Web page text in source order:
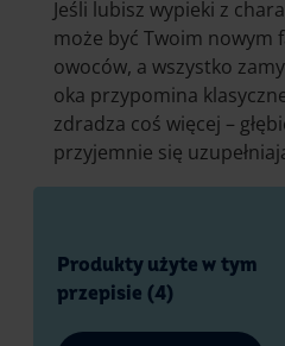
Jeśli lubisz wypieki z
może być Twoim nowym
owoców, a wszystko
oka przypomina
zdradza coś więcej –
przyjemnie się
Produkty użyte w tym
przepisie (4)